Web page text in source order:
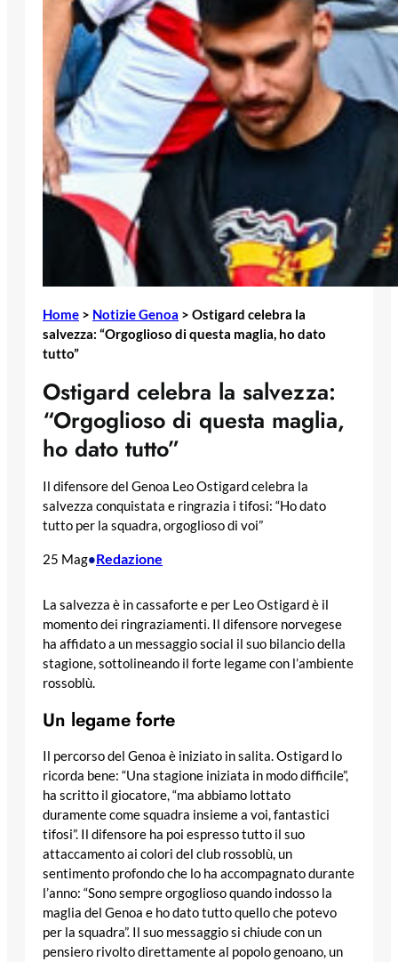
Home > Notizie Genoa > Ostigard celebra la
salvezza: “Orgoglioso di questa maglia, ho dato
tutto”
Ostigard celebra la salvezza:
“Orgoglioso di questa maglia,
ho dato tutto”
Il difensore del Genoa Leo Ostigard celebra la
salvezza conquistata e ringrazia i tifosi: “Ho dato
tutto per la squadra, orgoglioso di voi”
25 Mag•Redazione
La salvezza è in cassaforte e per Leo Ostigard è il
momento dei ringraziamenti. Il difensore norvegese
ha affidato a un messaggio social il suo bilancio della
stagione, sottolineando il forte legame con l’ambiente
rossoblù.
Un legame forte
Il percorso del Genoa è iniziato in salita. Ostigard lo
ricorda bene: “Una stagione iniziata in modo difficile”,
ha scritto il giocatore, “ma abbiamo lottato
duramente come squadra insieme a voi, fantastici
tifosi”. Il difensore ha poi espresso tutto il suo
attaccamento ai colori del club rossoblù, un
sentimento profondo che lo ha accompagnato durante
l’anno: “Sono sempre orgoglioso quando indosso la
maglia del Genoa e ho dato tutto quello che potevo
per la squadra”. Il suo messaggio si chiude con un
pensiero rivolto direttamente al popolo genoano, un